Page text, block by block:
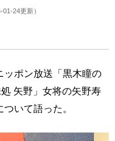
01-24更新）
ッポン放送「黒木瞳の
矢野」女将の矢野寿
いて語った。